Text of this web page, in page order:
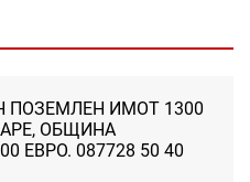
ПОЗЕМЛЕН ИМОТ 1300
ОБЩИНА
ЕВРО. 087728 50 40